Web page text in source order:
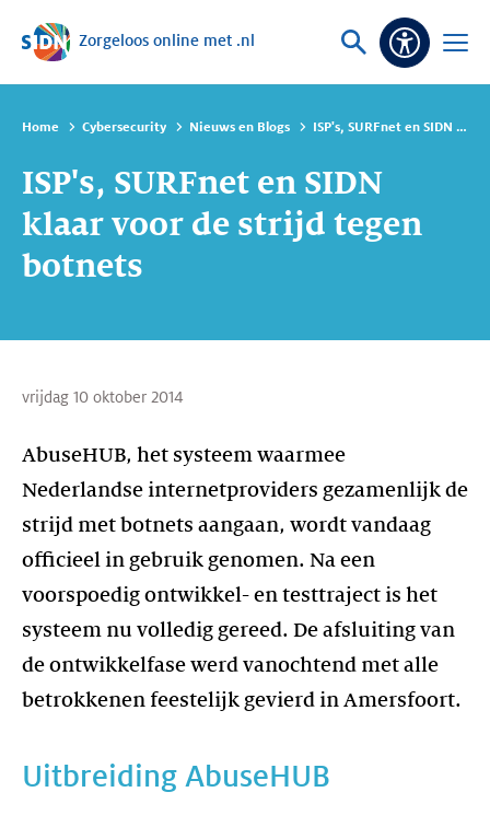
Sla navigatie over
Zorgeloos online met .nl
Vraag
Open
Home Cybersecurity Nieuws en Blogs ISP's, SURFnet en SIDN klaar voor de strijd tegen botnets
ISP's, SURFnet en SIDN
klaar voor de strijd tegen
botnets
vrijdag 10 oktober 2014
AbuseHUB, het systeem waarmee
Nederlandse internetproviders gezamenlijk de
strijd met botnets aangaan, wordt vandaag
officieel in gebruik genomen. Na een
voorspoedig ontwikkel- en testtraject is het
systeem nu volledig gereed. De afsluiting van
de ontwikkelfase werd vanochtend met alle
betrokkenen feestelijk gevierd in Amersfoort.
Uitbreiding AbuseHUB